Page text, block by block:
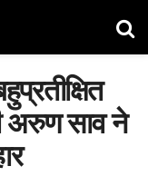
अरुण साव ने